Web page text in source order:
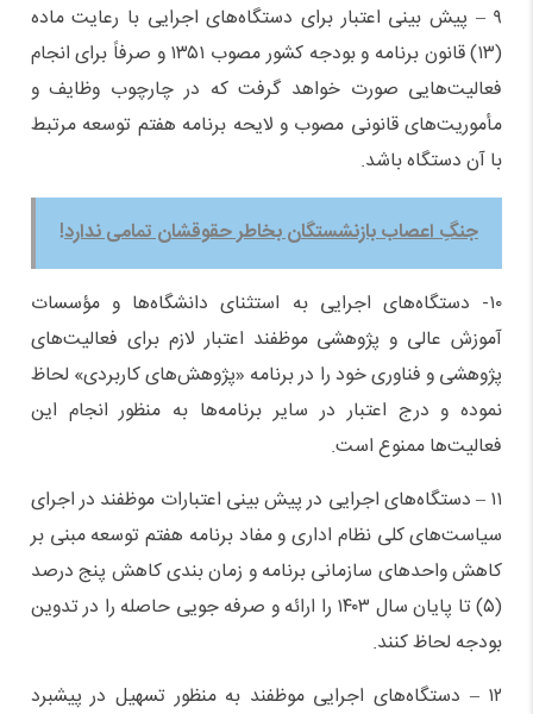
۹ – پیش بینی اعتبار برای دستگاه‌های اجرایی با رعایت ماده
(۱۳) قانون برنامه و بودجه کشور مصوب ۱۳۵۱ و صرفاً برای انجام
فعالیت‌هایی صورت خواهد گرفت که در چارچوب وظایف و
مأموریت‌های قانونی مصوب و لایحه برنامه هفتم توسعه مرتبط
با آن دستگاه باشد.
جنگِ اعصاب بازنشستگان بخاطر حقوقشان تمامی ندارد!
۱۰- دستگاه‌های اجرایی به استثنای دانشگاه‌ها و مؤسسات
آموزش عالی و پژوهشی موظفند اعتبار لازم برای فعالیت‌های
پژوهشی و فناوری خود را در برنامه «پژوهش‌های کاربردی» لحاظ
نموده و درج اعتبار در سایر برنامه‌ها به منظور انجام این
فعالیت‌ها ممنوع است.
۱۱ – دستگاه‌های اجرایی در پیش بینی اعتبارات موظفند در اجرای
سیاست‌های کلی نظام اداری و مفاد برنامه هفتم توسعه مبنی بر
کاهش واحدهای سازمانی برنامه و زمان بندی کاهش پنج درصد
(۵) تا پایان سال ۱۴۰۳ را ارائه و صرفه جویی حاصله را در تدوین
بودجه لحاظ کنند.
۱۲ – دستگاه‌های اجرایی موظفند به منظور تسهیل در پیشبرد